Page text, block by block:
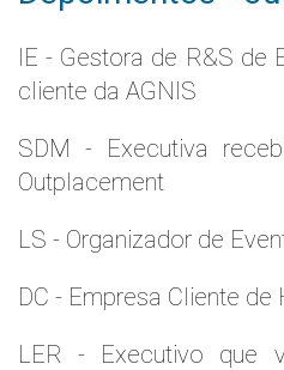
IE - Gestora de R&S de
cliente da AGNIS
SDM - Executiva
Outplacement
LS - Organizador de
DC - Empresa Cliente de
LER - Executivo que